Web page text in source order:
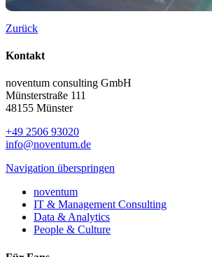
Zurück
Kontakt
noventum consulting GmbH
Münsterstraße 111
48155 Münster
+49 2506 93020
info@noventum.de
Navigation überspringen
noventum
IT & Management Consulting
Data & Analytics
People & Culture